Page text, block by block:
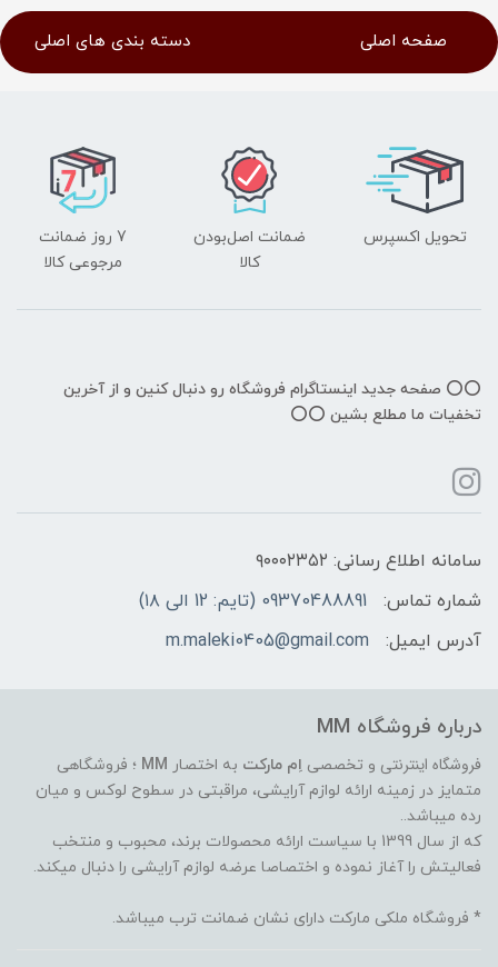
صفحه اصلی دسته بندی های اصلی
تحویل اکسپرس
ضمانت اصل‌بودن
کالا
7 روز ضمانت
مرجوعی کالا
⭕️⭕️ صفحه جدید اینستاگرام فروشگاه رو دنبال کنین و از آخرین
تخفیات ما مطلع بشین ⭕️⭕️
سامانه اطلاع رسانی: ۹۰۰۰۲۳۵۲
شماره تماس:
09370488891 (تایم: 12 الی ۱۸)
آدرس ایمیل:
m.maleki0405@gmail.com
درباره فروشگاه MM
فروشگاه اینترنتی و تخصصی اِم مارکت به اختصار MM ؛ فروشگاهی
متمایز در زمینه ارائه لوازم آرایشی، مراقبتی در سطوح لوکس و میان
رده میباشد..
که از سال 1399 با سیاست ارائه محصولات برند، محبوب و منتخب
فعالیتش را آغاز نموده و اختصاصا عرضه لوازم آرایشی را دنبال میکند.
* فروشگاه ملکی مارکت دارای نشان ضمانت ترب میباشد.